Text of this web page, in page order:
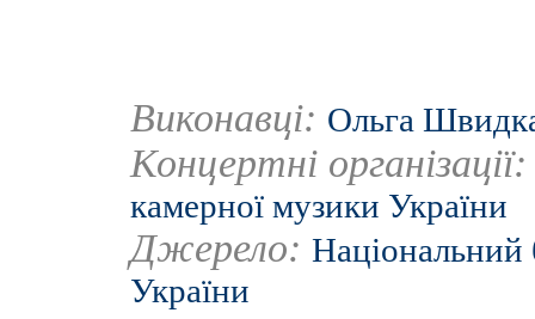
Виконавці: Ольга
Концертні
камерної музики України
Джерело: Національний
України